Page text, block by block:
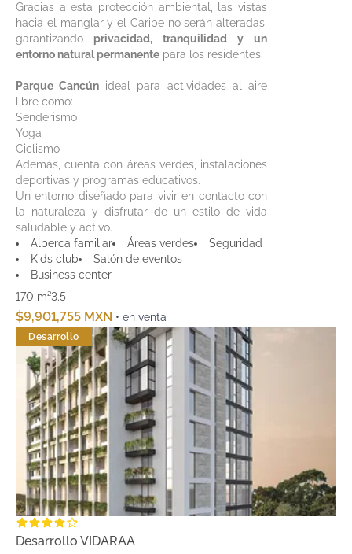
Gracias a esta protección ambiental, las vistas
hacia el manglar y el Caribe no serán alteradas,
garantizando privacidad, tranquilidad y un
entorno natural permanente para los residentes.
Parque Cancún ideal para actividades al aire
libre como:
Senderismo
Yoga
Ciclismo
Además, cuenta con áreas verdes, instalaciones
deportivas y programas educativos.
Un entorno diseñado para vivir en contacto con
la naturaleza y disfrutar de un estilo de vida
saludable y activo.
Alberca familiar
Áreas verdes
Seguridad
Kids club
Salón de eventos
Business center
170 m²3.5
$9,901,755 MXN • en venta
Desarrollo
Desarrollo VIDARAA